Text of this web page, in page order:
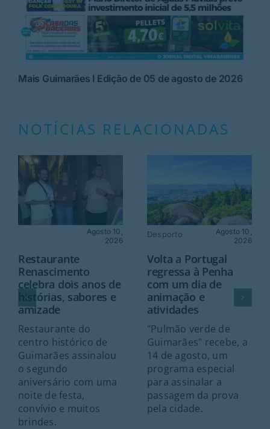
Mais Guimarães I Edição de 05 de agosto de 2026
NOTÍCIAS RELACIONADAS
Agosto 10,
2026
Restaurante
Renascimento
celebra dois anos de
histórias, sabores e
amizade
Restaurante do
centro histórico de
Guimarães assinalou
o segundo
aniversário com uma
noite de festa,
convívio e muitos
brindes.
Desporto
Agosto 10,
2026
Volta a Portugal
regressa à Penha
com um dia de
animação e
atividades
"Pulmão verde de
Guimarães" recebe, a
14 de agosto, um
programa especial
para assinalar a
passagem da prova
pela cidade.